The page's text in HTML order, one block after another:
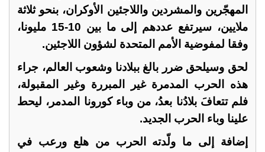
المهجّرين والمشردين واللاجئين الأوكران، بنحو ثلاثة
ملايين، سيرتفع عددهم إلى ما بين 10-15 مليونا،
وفقا لمفوضية الأمم المتحدة لشؤون اللاجئين.
لحق وسيلحق ضرر بالغ ببلادنا وشعوب العالم، جراء
هذه الحرب المدمرة غير المبررة وغير المقبولة،
فلم تتعافَ بلادُنا بعدُ، من وباء كورونا المدمر، ليحط
علينا وباء الحرب الجديد.
إضافة إلى ما ولّدته الحرب من هلع ورعب في